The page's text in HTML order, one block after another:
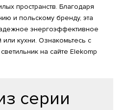
пространств. Благодаря
и польскому бренду, эта
энергоэффективное
кухни. Ознакомьтесь с
на сайте Elekomp
серии